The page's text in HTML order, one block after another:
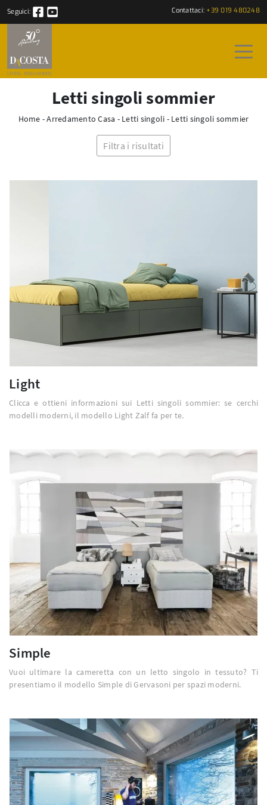
Seguici: Contattaci: +39 019 480248
Letti singoli sommier
Home -Arredamento Casa - Letti singoli - Letti singoli sommier
Filtra i risultati
Light
Clicca e ottieni informazioni sui Letti singoli sommier: se cerchi
modelli moderni, il modello Light Zalf fa per te.
Simple
Vuoi ultimare la cameretta con un letto singolo in tessuto? Ti
presentiamo il modello Simple di Gervasoni per spazi moderni.